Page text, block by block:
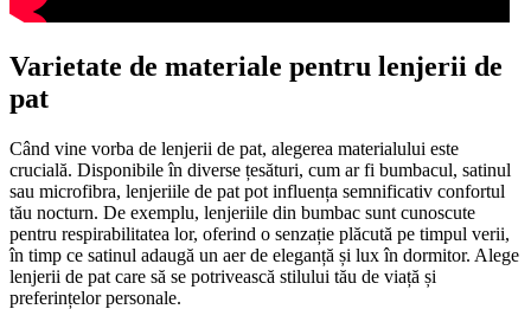
Varietate de materiale pentru lenjerii de
pat
Când vine vorba de lenjerii de pat, alegerea materialului este
crucială. Disponibile în diverse țesături, cum ar fi bumbacul, satinul
sau microfibra, lenjeriile de pat pot influența semnificativ confortul
tău nocturn. De exemplu, lenjeriile din bumbac sunt cunoscute
pentru respirabilitatea lor, oferind o senzație plăcută pe timpul verii,
în timp ce satinul adaugă un aer de eleganță și lux în dormitor. Alege
lenjerii de pat care să se potrivească stilului tău de viață și
preferințelor personale.